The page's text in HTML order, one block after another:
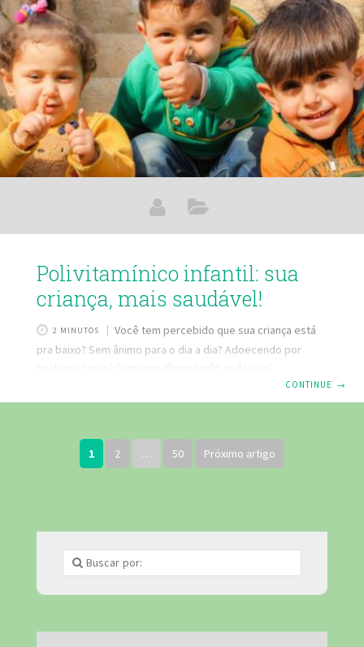
constante atividade e ser impulsivas é uma característica
comum no decorrer do
Polivitamínico infantil: sua
criança, mais saudável!
2 MINUTOS
Você tem percebido que sua criança está
pra baixo? Sem ânimo para o dia a dia? Adoecendo por
qualquer coisa? Com uma alimentação nada rica?
Polivitamínico infantil pode ser a chave para dar mais saúde
e disposição ao seu pimpolho. Saiba o porquê! O que é o
quer deixar a vida da criança mais saudável, uma vez que
sua fórmula possui uma forte combinação de vitaminas e
CONTINUE →
1 2 … 50 Próximo artigo